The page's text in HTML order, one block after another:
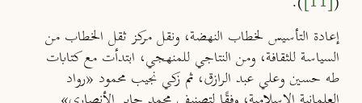
إعادة التأسيس لخطاب النهضة، ونقل مركز ثقل الخطاب من
السياسة للثقافة، ومن النتاجي للمنهجي، ابتدأت مع كتابات
طه حسين وعلي عبد الرازق، ثم زكي نجيب محمود «رواد